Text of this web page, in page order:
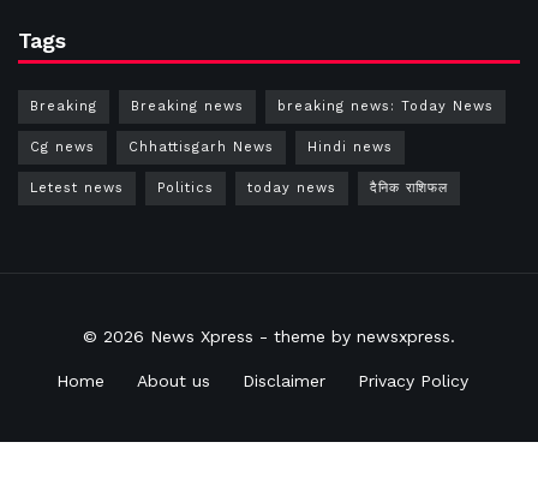
Tags
Breaking Breaking news breaking news: Today News
Cg news Chhattisgarh News Hindi news
Letest news Politics today news दैनिक राशिफल
© 2026 News Xpress - theme by newsxpress.
Home About us Disclaimer Privacy Policy